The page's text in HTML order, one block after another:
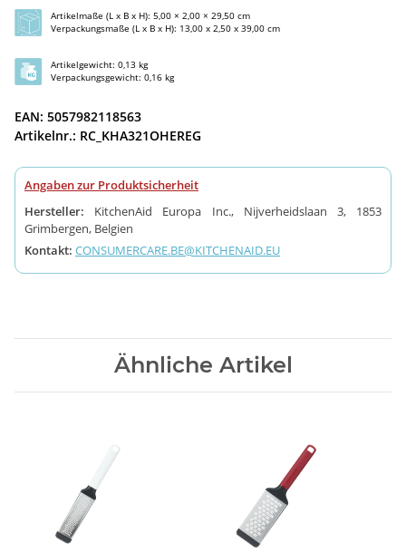
Artikelmaße (L x B x H): 5,00 × 2,00 × 29,50 cm
Verpackungsmaße (L x B x H): 13,00 x 2,50 x 39,00 cm
Artikelgewicht: 0,13 kg
Verpackungsgewicht: 0,16 kg
EAN: 5057982118563
Artikelnr.: RC_KHA321OHEREG
Angaben zur Produktsicherheit
Hersteller: KitchenAid Europa Inc., Nijverheidslaan 3, 1853
Grimbergen, Belgien
Kontakt: CONSUMERCARE.BE@KITCHENAID.EU
Ähnliche Artikel